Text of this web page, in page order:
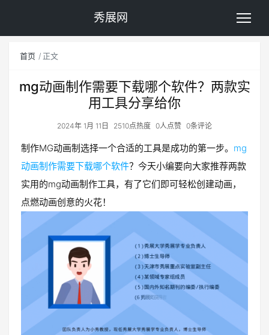
秀展网
首页 正文
mg动画制作需要下载哪个软件？两款实
用工具分享给你
2024年 1月 11日 2510点热度 0人点赞 0条评论
制作MG动画制选择一个合适的工具是成功的第一步。 mg
动画制作需要下载哪个软件？今天小编要向大家推荐两款
实用的mg动画制作工具，有了它们即可轻松创建动画，
点燃动画创意的火花！